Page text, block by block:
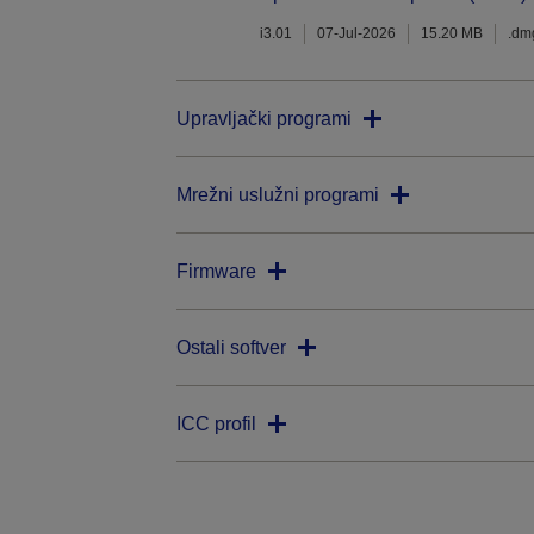
i3.01 07-Jul-2026 15.20 MB
Upravljački programi
Mrežni uslužni programi
Firmware
Ostali softver
ICC profil